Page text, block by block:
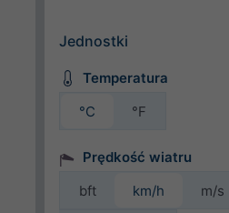
Jednostki
Temperatura
°C
°F
Prędkość wiatru
bft
km/h m/s